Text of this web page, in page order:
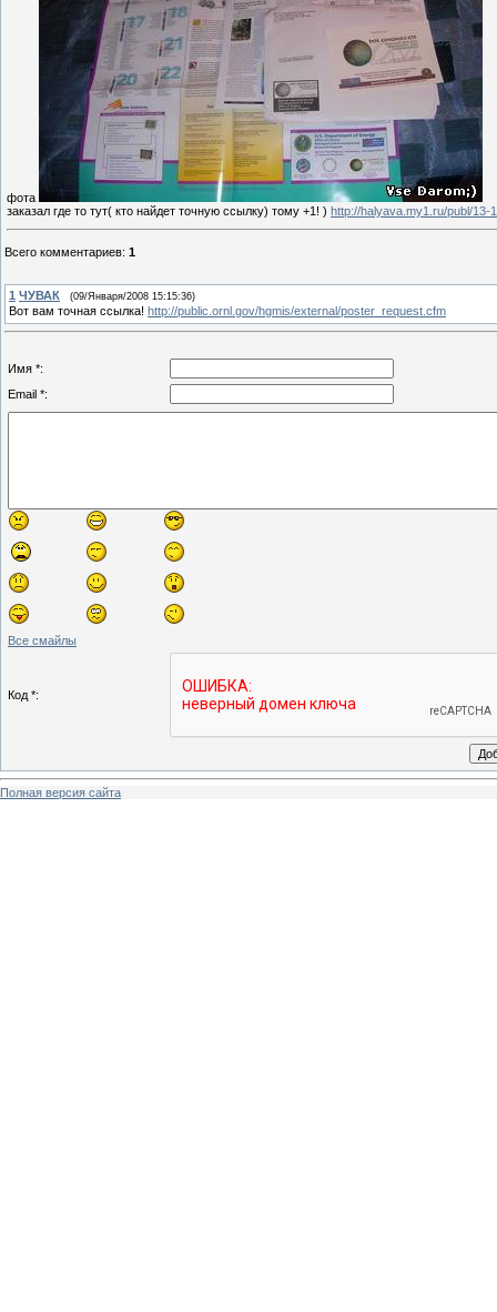
фота
заказал где то тут( кто найдет точную ссылку) тому +1! ) http://halyava.my1.ru/publ/13-
Всего комментариев: 1
1 ЧУВАК (09/Января/2008 15:15:36)
Вот вам точная ссылка! http://public.ornl.gov/hgmis/external/poster_request.cfm
Имя *:
Email *:
Все смайлы
Код *:
Полная версия сайта